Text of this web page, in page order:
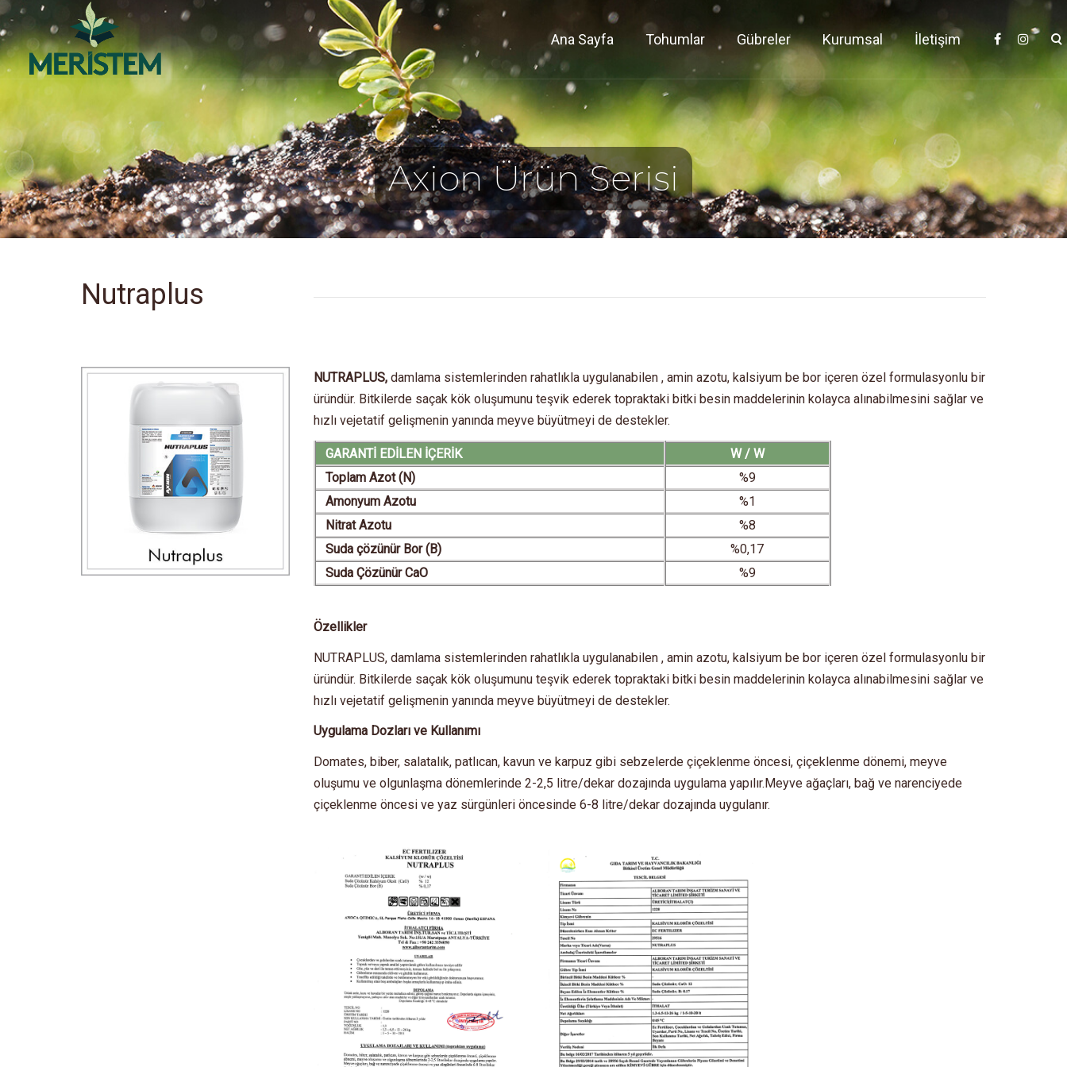
Ana Sayfa Tohumlar Gübreler Kurumsal İletişim
Nutraplus
NUTRAPLUS,damlama sistemlerinden rahatlıkla uygulanabilen , amin azotu, kalsiyum be bor içeren özel formulasyonlu bir
üründür. Bitkilerde saçak kök oluşumunu teşvik ederek topraktaki bitki besin maddelerinin kolayca alınabilmesini sağlar ve
hızlı vejetatif gelişmenin yanında meyve büyütmeyi de destekler.
GARANTİ EDİLEN İÇERİK
W / W
Toplam Azot (N)
%9
Amonyum Azotu
%1
Nitrat Azotu
%8
Suda çözünür Bor (B)
%0,17
Suda Çözünür CaO
%9
Özellikler
NUTRAPLUS, damlama sistemlerinden rahatlıkla uygulanabilen , amin azotu, kalsiyum be bor içeren özel formulasyonlu bir
üründür. Bitkilerde saçak kök oluşumunu teşvik ederek topraktaki bitki besin maddelerinin kolayca alınabilmesini sağlar ve
hızlı vejetatif gelişmenin yanında meyve büyütmeyi de destekler.
Uygulama Dozları ve Kullanımı
Domates, biber, salatalık, patlıcan, kavun ve karpuz gibi sebzelerde çiçeklenme öncesi, çiçeklenme dönemi, meyve
oluşumu ve olgunlaşma dönemlerinde 2-2,5 litre/dekar dozajında uygulama yapılır.Meyve ağaçları, bağ ve narenciyede
çiçeklenme öncesi ve yaz sürgünleri öncesinde 6-8 litre/dekar dozajında uygulanır.